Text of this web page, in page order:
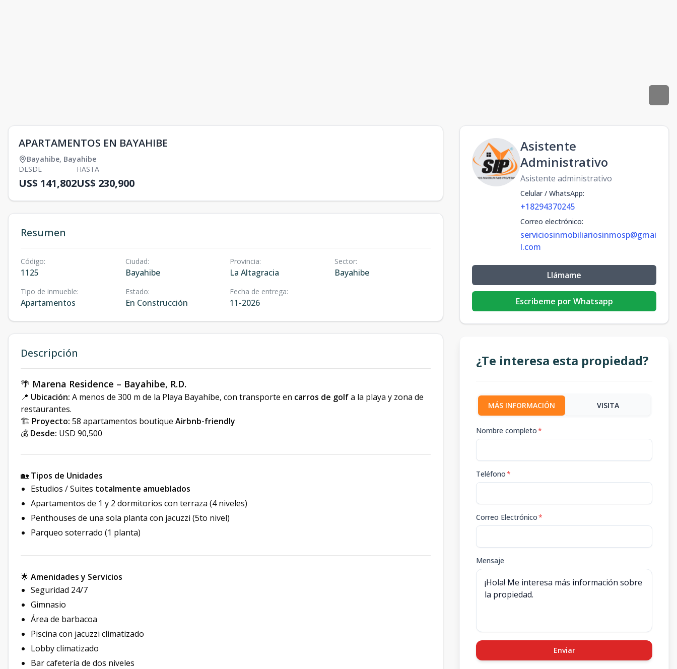
APARTAMENTOS EN BAYAHIBE
Bayahibe, Bayahibe
DESDE
US$ 141,802
HASTA
US$ 230,900
Resumen
Código:
1125
Ciudad:
Bayahibe
Provincia:
La Altagracia
Sector:
Bayahibe
Tipo de inmueble:
Apartamentos
Estado:
En Construcción
Fecha de entrega:
11-2026
Descripción
🌴 Marena Residence – Bayahibe, R.D.
📍 Ubicación: A menos de 300 m de la Playa Bayahíbe, con transporte en carros de golfa la playa y zona de
restaurantes.
🏗 Proyecto: 58 apartamentos boutique Airbnb-friendly
💰 Desde: USD 90,500
🏡 Tipos de Unidades
Estudios / Suites totalmente amueblados
Apartamentos de 1 y 2 dormitorios con terraza (4 niveles)
Penthouses de una sola planta con jacuzzi (5to nivel)
Parqueo soterrado (1 planta)
🌟 Amenidades y Servicios
Seguridad 24/7
Gimnasio
Área de barbacoa
Piscina con jacuzzi climatizado
Lobby climatizado
Bar cafetería de dos niveles
Asistente
Administrativo
Asistente administrativo
Celular / WhatsApp:
+18294370245
Correo electrónico:
serviciosinmobiliariosinmosp@gmai
l.com
Llámame
Escribeme por Whatsapp
¿Te interesa esta propiedad?
MÁS INFORMACIÓN VISITA
Nombre completo*
Teléfono*
Correo Electrónico*
Mensaje
Enviar